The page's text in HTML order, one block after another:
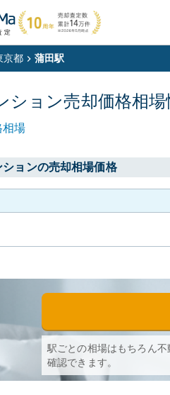
京都 蒲田駅
ション売却価格相場
相場
ョンの売却相場価格
駅ごとの相場はもちろん
確認できます。